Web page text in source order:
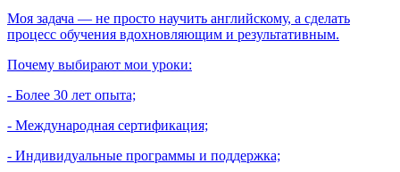
Моя задача — не просто научить английскому, а сделать
процесс обучения вдохновляющим и результативным.
Почему выбирают мои уроки:
- Более 30 лет опыта;
- Международная сертификация;
- Индивидуальные программы и поддержка;